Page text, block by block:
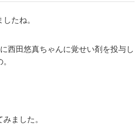
たね。
西田悠真ちゃんに覚せい剤を投与し
ました。